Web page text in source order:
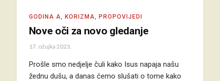
GODINA A KORIZMA PROPOVIJEDI
Nove oči za novo gledanje
17. ožujka 2023.
Prošle smo nedjelje čuli kako Isus napaja našu
žednu dušu, a danas ćemo slušati o tome kako